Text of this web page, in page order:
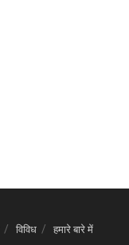
विविध हमारे बारे में